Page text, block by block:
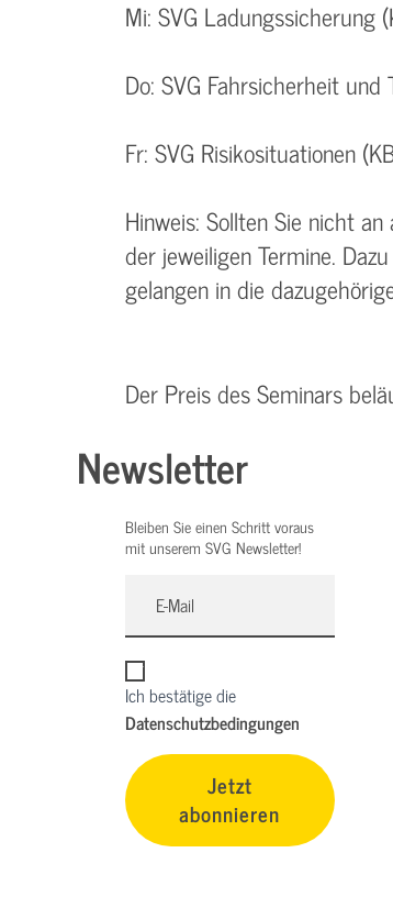
Mi: SVG Ladungssicherung
Do: SVG Fahrsicherheit
Fr: SVG Risikosituationen
Hinweis: Sollten Sie nicht
der jeweiligen Termine.
gelangen in die
Der Preis des Seminars
Newsletter
Bleiben Sie einen Schritt voraus
mit unserem SVG Newsletter!
Ich bestätige die
Datenschutzbedingungen
Jetzt
abonnieren